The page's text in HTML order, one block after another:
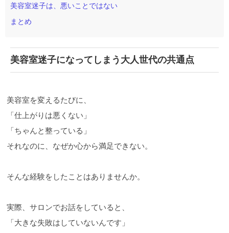
美容室迷子は、悪いことではない
まとめ
美容室迷子になってしまう大人世代の共通点
美容室を変えるたびに、
「仕上がりは悪くない」
「ちゃんと整っている」
それなのに、なぜか心から満足できない。
そんな経験をしたことはありませんか。
実際、サロンでお話をしていると、
「大きな失敗はしていないんです」